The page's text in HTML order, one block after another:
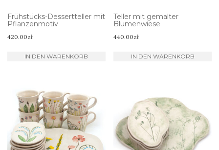
Frühstücks-Dessertteller mit
Pflanzenmotiv
420.00zł
IN DEN WARENKORB
Teller mit gemalter
Blumenwiese
440.00zł
IN DEN WARENKORB